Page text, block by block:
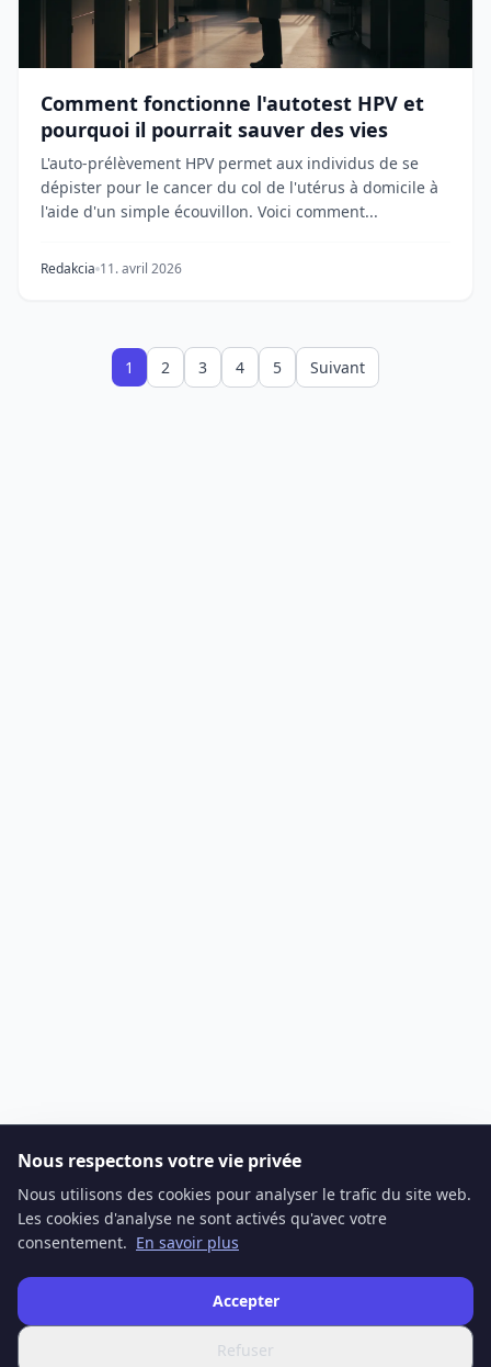
Comment fonctionne l'autotest HPV et
pourquoi il pourrait sauver des vies
L'auto-prélèvement HPV permet aux individus de se
dépister pour le cancer du col de l'utérus à domicile à
l'aide d'un simple écouvillon. Voici comment...
Redakcia 11. avril 2026
1 2 3 4 5 Suivant
Nous respectons votre vie privée
Nous utilisons des cookies pour analyser le trafic du site web.
Les cookies d'analyse ne sont activés qu'avec votre
consentement. En savoir plus
Refuser
Accepter